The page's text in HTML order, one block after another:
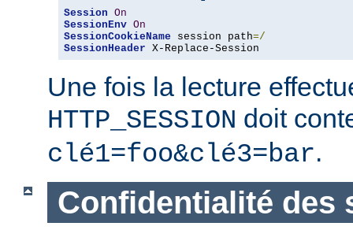
Session On
SessionEnv On
SessionCookieName session path=/
SessionHeader X-Replace-Session
Une fois la lecture
HTTP_SESSION doit
clé1=foo&clé3=bar.
Confidentialité des